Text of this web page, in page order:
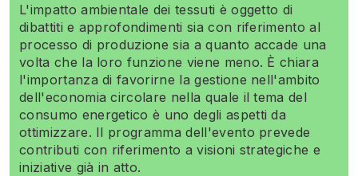
L'impatto ambientale dei tessuti è oggetto di
dibattiti e approfondimenti sia con riferimento al
processo di produzione sia a quanto accade una
volta che la loro funzione viene meno. È chiara
l'importanza di favorirne la gestione nell'ambito
dell'economia circolare nella quale il tema del
consumo energetico è uno degli aspetti da
ottimizzare. Il programma dell'evento prevede
contributi con riferimento a visioni strategiche e
iniziative già in atto.